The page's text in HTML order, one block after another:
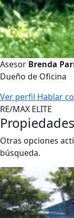
Asesor Brenda
Dueño de Oficina
Ver perfil Hablar
RE/MAX ELITE
Otras opciones
búsqueda.